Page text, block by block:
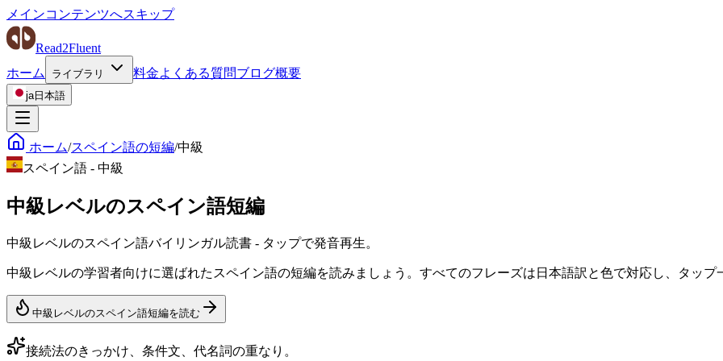
メインコンテンツへスキップ
Read2Fluent
ホーム
ライブラリ 料金よくある質問ブログ概要
ja日本語
ホーム/スペイン語の短編/中級
スペイン語 - 中級
中級レベルのスペイン語短編
中級レベルのスペイン語バイリンガル読書 - タップで発音再生。
中級レベルの学習者向けに選ばれたスペイン語の短編を読みましょう。すべてのフレーズは日本語訳と色で対応し、タップ
中級レベルのスペイン語短編を読む
接続法のきっかけ、条件文、代名詞の重なり。